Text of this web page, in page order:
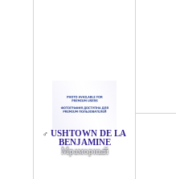
♂ USHTOWN DE LA
BENJAMINE
Мраморный